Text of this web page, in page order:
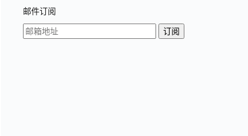
邮件订阅